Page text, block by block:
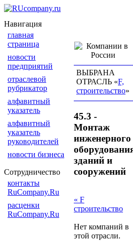
Навигация
главная
страница
новости
предприятий
отраслевой
рубрикатор
алфавитный
указатель
алфавитный
указатель
руководителей
новости бизнеса
Сотрудничество
контакты
RuCompany.Ru
расценки
RuCompany.Ru
ВЫБРАНА
ОТРАСЛЬ «F,
строительство»
45.3 -
Монтаж
инженерного
зданий и
сооружений
« F
строительство
Нет компаний в
этой отрасли.